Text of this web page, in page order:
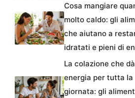
Cosa mangiare
molto caldo: gli
che aiutano a
idratati e pieni di
La colazione che dà
energia per tutta la
giornata: gli